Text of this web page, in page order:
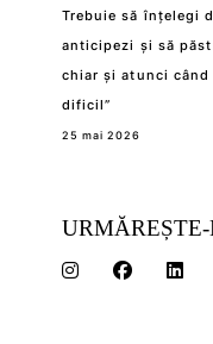
Trebuie să înțelegi
anticipezi și să
chiar și atunci
dificil”
25 mai 2026
URMĂREȘTE-